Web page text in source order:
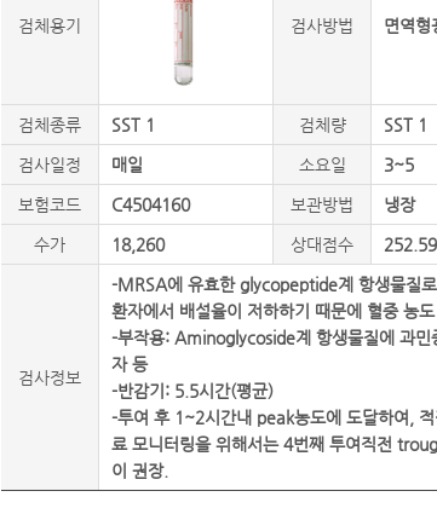
검체용기 검사방법 면역형
검체종류 SST 1 검체량 SST 1
검사일정 매일 소요일 3~5
보험코드 C4504160 보관방법 냉장
수가 18,260 상대점수 252.59
검사정보
-MRSA에 유효한 glycopeptide계 항생물질
환자에서 배설율이 저하하기 때문에 혈중 농
-부작용: Aminoglycoside계 항생물질에 과민
자 등
-반감기: 5.5시간(평균)
-투여 후 1~2시간내 peak농도에 도달하여, 적
료 모니터링을 위해서는 4번째 투여직전
이 권장.